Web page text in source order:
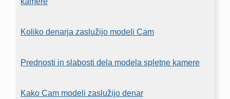
Koliko denarja zaslužijo modeli Cam
Prednosti in slabosti dela modela spletne kamere
Kako Cam modeli zaslužijo denar